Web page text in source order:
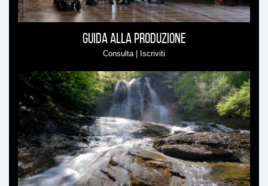
Guida alla produzione
Consulta | Iscriviti